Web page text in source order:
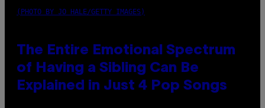
(PHOTO BY JO HALE/GETTY IMAGES)
The Entire Emotional Spectrum
of Having a Sibling Can Be
Explained in Just 4 Pop Songs